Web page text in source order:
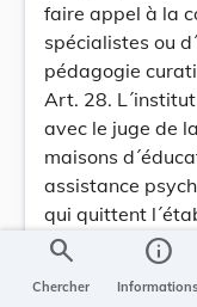
faire appel à la
spécialistes ou
pédagogie
Art. 28.
avec le juge de
maisons
assistance
qui quittent
soit à titre
Art. 29. Le
donner un avis
search
Chercher
info
Informations